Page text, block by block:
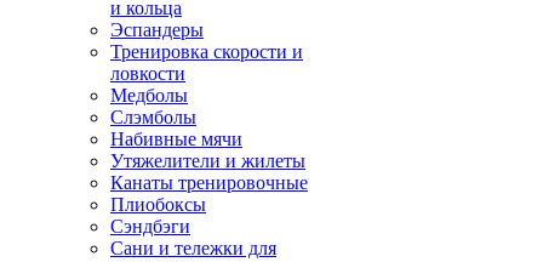
и кольца
Эспандеры
Тренировка скорости и
ловкости
Медболы
Слэмболы
Набивные мячи
Утяжелители и жилеты
Канаты тренировочные
Плиобоксы
Сэндбэги
Сани и тележки для